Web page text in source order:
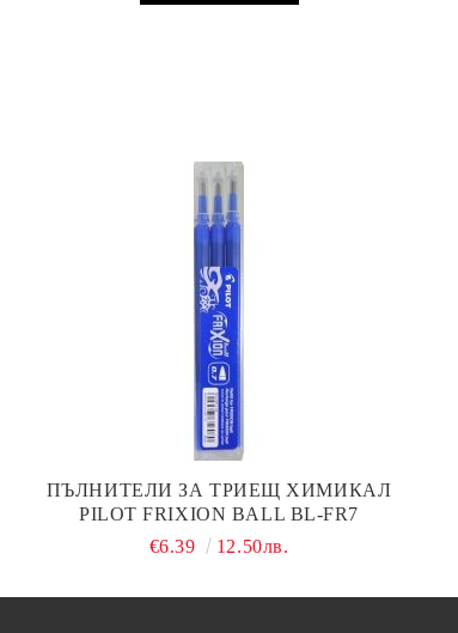
ПЪЛНИТЕЛИ ЗА ТРИЕЩ ХИМИКАЛ
PILOT FRIXION BALL BL-FR7
€6.39
12.50лв.